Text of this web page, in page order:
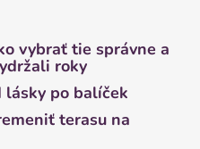
vybrať tie správne a
roky
lásky po balíček
terasu na